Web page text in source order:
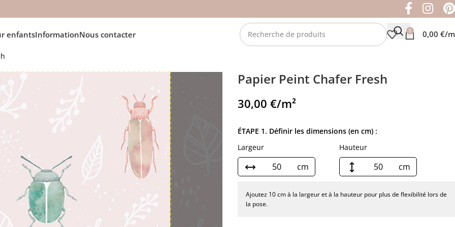
enfantsInformationNous contacter 0 0,00 €/
Papier Peint Chafer Fresh
30,00 €/m²
ÉTAPE 1. Définir les dimensions (en cm) :
Largeur
cm
Hauteur
cm
Ajoutez 10 cm à la largeur et à la hauteur pour plus de flexibilité lors de
la pose.